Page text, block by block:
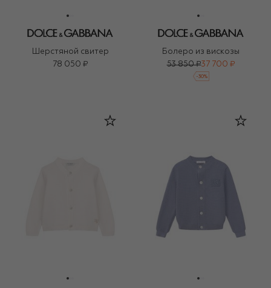
Шерстяной свитер
78 050 ₽
Болеро из вискозы
53 850 ₽37 700 ₽
-30%